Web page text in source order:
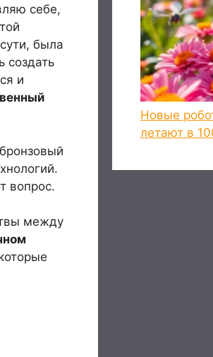
себе,
была
создать
и
вопрос.
между
Новые
летают в